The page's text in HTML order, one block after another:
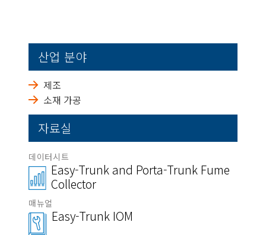
산업 분야
제조
소재 가공
자료실
데이터시트
Easy-Trunk and Porta-Trunk Fume
Collector
매뉴얼
Easy-Trunk IOM